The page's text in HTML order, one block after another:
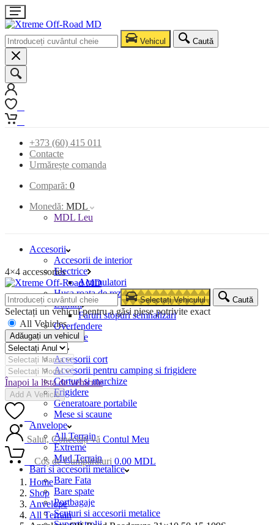
Vehicul Caută
+373 (60) 415 011
Contacte
Urmărește comanda
Compară: 0
Monedă: MDL
MDL Leu
Accesorii
Accesorii de interior
Electrice
Acumulatori
Husa roata de rezerva
Lumini
Faruri stopuri semnalizari
Overfendere
Snorkele
Camping
Accesorii cort
Accesorii pentru camping si frigidere
Corturi si marchize
Frigidere
Generatoare portabile
Mese si scaune
Anvelope
All Terrain
Extreme
Mud Terrain
Bari si accesorii metalice
Bare Fata
Bare spate
Portbagaje
Scuturi si accesorii metalice
4×4 accessories
Selectați Vehiculul Caută
Selectați un vehicul pentru a găsi piese potrivite exact
All Vehicles
Adăugați un vehicul
Înapoi la lista de vehicule
Add A Vehicle
Salut, Conectați-vă Contul Meu
Coș de Cumpărături 0.00 MDL
Home
Shop
Anvelope
All Terrain